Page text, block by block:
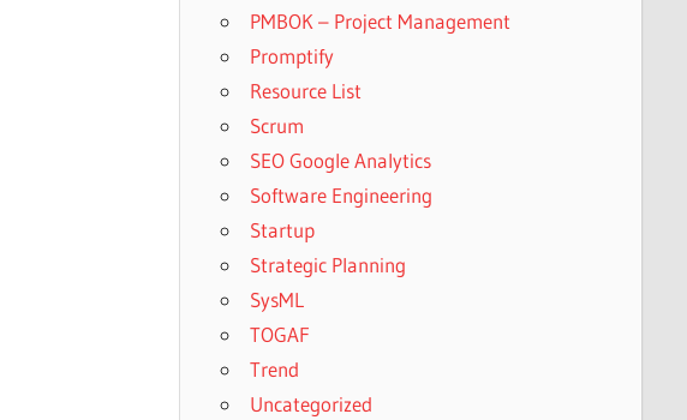
PMBOK – Project Management
Promptify
Resource List
Scrum
SEO Google Analytics
Software Engineering
Startup
Strategic Planning
SysML
TOGAF
Trend
Uncategorized